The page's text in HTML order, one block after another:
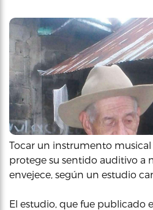
Tocar un instrumento musical
protege su sentido auditivo a
envejece, según un estudio
El estudio, que fue publicado